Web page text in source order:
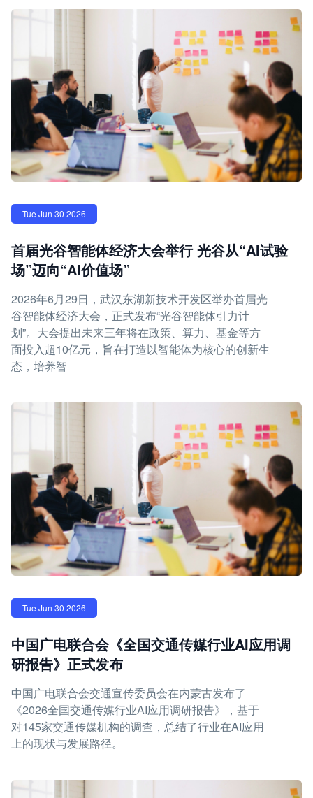
Tue Jun 30 2026
首届光谷智能体经济大会举行 光谷从“AI试验
场”迈向“AI价值场”
2026年6月29日，武汉东湖新技术开发区举办首届光
谷智能体经济大会，正式发布“光谷智能体引力计
划”。大会提出未来三年将在政策、算力、基金等方
面投入超10亿元，旨在打造以智能体为核心的创新生
态，培养智
Tue Jun 30 2026
中国广电联合会《全国交通传媒行业AI应用调
研报告》正式发布
中国广电联合会交通宣传委员会在内蒙古发布了
《2026全国交通传媒行业AI应用调研报告》，基于
对145家交通传媒机构的调查，总结了行业在AI应用
上的现状与发展路径。